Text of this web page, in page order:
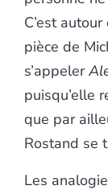
C’est
pièce de
s’appeler
puisqu’elle
que par
Rostand se
Les